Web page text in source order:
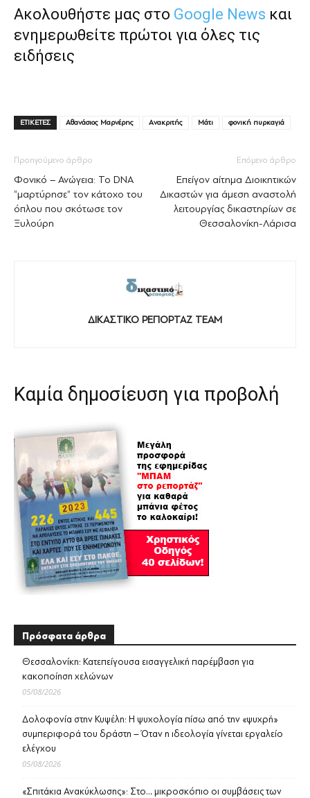
Ακολουθήστε μας στο Google News και
ενημερωθείτε πρώτοι για όλες τις
ειδήσεις
ΕΤΙΚΕΤΕΣ Αθανάσιος Μαρνέρης Ανακριτής Μάτι φονική πυρκαγιά
Προηγούμενο άρθρο
Φονικό – Ανώγεια: Το DNA
“μαρτύρησε” τον κάτοχο του
όπλου που σκότωσε τον
Ξυλούρη
Επόμενο άρθρο
Επείγον αίτημα Διοικητικών
Δικαστών για άμεση αναστολή
λειτουργίας δικαστηρίων σε
Θεσσαλονίκη-Λάρισα
ΔΙΚΑΣΤΙΚΟ ΡΕΠΟΡΤΑΖ TEAM
Καμία δημοσίευση για προβολή
Πρόσφατα άρθρα
Θεσσαλονίκη: Κατεπείγουσα εισαγγελική παρέμβαση για
κακοποίηση χελώνων
05/08/2026
Δολοφονία στην Κυψέλη: Η ψυχολογία πίσω από την «ψυχρή»
συμπεριφορά του δράστη – Όταν η ιδεολογία γίνεται εργαλείο
ελέγχου
05/08/2026
«Σπιτάκια Ανακύκλωσης»: Στο… μικροσκόπιο οι συμβάσεις των